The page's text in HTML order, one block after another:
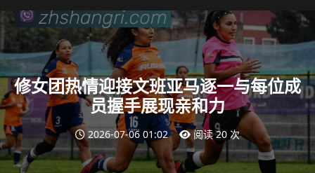
修女团热情迎接文班亚马逐一与每位成
员握手展现亲和力
2026-07-06 01:02 阅读 20 次